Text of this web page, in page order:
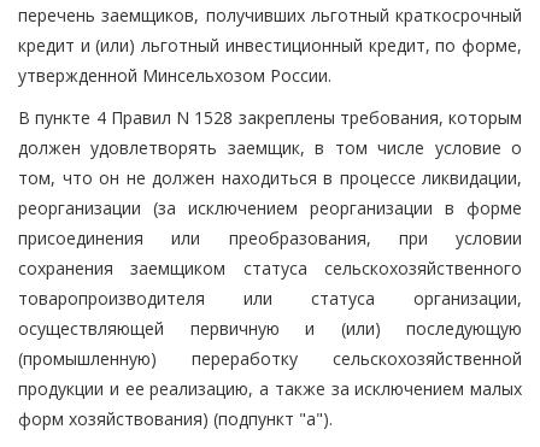
перечень заемщиков, получивших льготный краткосрочный
кредит и (или) льготный инвестиционный кредит, по форме,
утвержденной Минсельхозом России.
В пункте 4 Правил N 1528 закреплены требования, которым
должен удовлетворять заемщик, в том числе условие о
том, что он не должен находиться в процессе ликвидации,
реорганизации (за исключением реорганизации в форме
присоединения или преобразования, при условии
сохранения заемщиком статуса сельскохозяйственного
товаропроизводителя или статуса организации,
осуществляющей первичную и (или) последующую
(промышленную) переработку сельскохозяйственной
продукции и ее реализацию, а также за исключением малых
форм хозяйствования) (подпункт "а").